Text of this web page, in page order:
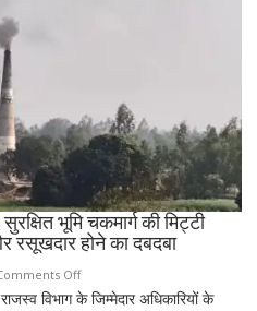
भूमि चकमार्ग की मिट्टी
रसूखदार होने का दबदबा
Offon
एसडीएम
विभाग के जिम्मेदार अधिकारियों के